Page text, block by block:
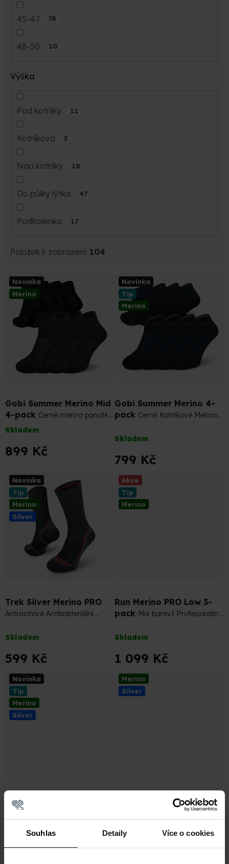
Souhlas Detaily Více o cookies
45-47 78
48-50 10
Výška
Pod kotníky 11
Kotníková 5
Nad kotníky 18
Do půlky lýtka 47
Podkolenka 17
Položek k zobrazení: 104
V
ý
p
t
ů
Novinka
Merino
Gobi Summer Merino Mid
4-pack Černé merino ponožky
nad kotník
Skladem
899 Kč
Novinka
Tip
Merino
Gobi Summer Merino 4-
pack Černé Kotníkové Merino
hodnocení
produktu
je
5,0
hvězdiček.
Skladem
799 Kč
Novinka
Tip
Merino
Silver
Trek Silver Merino PRO
Antracitové Antibakteriální
hodnocení
produktu
je
5,0
hvězdiček.
Skladem
599 Kč
Akce
Tip
Merino
Run Merino PRO Low 3-
pack Mix barev1 Profesionální
hodnocení
produktu
je
5,0
Skladem
1 099 Kč
Novinka
Tip
Merino
Silver
Trek Silver Merino PRO
Světle šedé Antibakteriální
Průměrné
hodnocení
produktu
Skladem
Merino
Silver
Trek Silver Merino Light
Hnědé Antibakteriální Turistické
Průměrné
hodnocení
Skladem